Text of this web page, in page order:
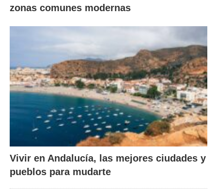
zonas comunes modernas
Vivir en Andalucía, las mejores ciudades y
pueblos para mudarte